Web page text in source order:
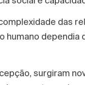
das
humano
surgiram